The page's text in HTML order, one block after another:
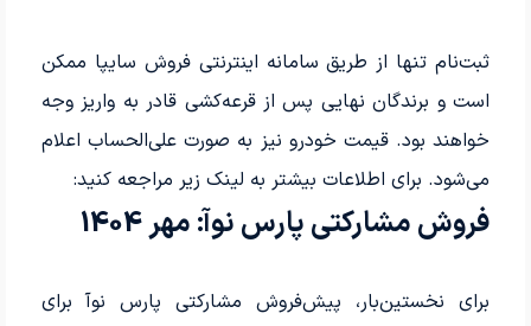
ثبت‌نام تنها از طریق سامانه اینترنتی فروش سایپا ممکن
است و برندگان نهایی پس از قرعه‌کشی قادر به واریز وجه
خواهند بود. قیمت خودرو نیز به صورت علی‌الحساب اعلام
می‌شود. برای اطلاعات بیشتر به لینک زیر مراجعه کنید:
فروش مشارکتی پارس نوآ: مهر 1404
برای نخستین‌بار، پیش‌فروش مشارکتی پارس نوآ برای